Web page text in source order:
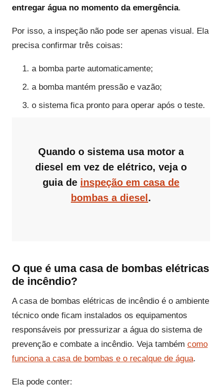
entregar água no momento da emergência.
Por isso, a inspeção não pode ser apenas visual. Ela
precisa confirmar três coisas:
a bomba parte automaticamente;
a bomba mantém pressão e vazão;
o sistema fica pronto para operar após o teste.
Quando o sistema usa motor a
diesel em vez de elétrico, veja o
guia de inspeção em casa de
bombas a diesel .
O que é uma casa de bombas elétricas
de incêndio?
A casa de bombas elétricas de incêndio é o ambiente
técnico onde ficam instalados os equipamentos
responsáveis por pressurizar a água do sistema de
prevenção e combate a incêndio. Veja também como
funciona a casa de bombas e o recalque de água.
Ela pode conter: